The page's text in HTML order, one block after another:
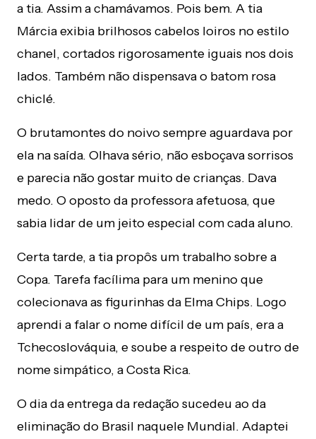
a tia. Assim a chamávamos. Pois bem. A tia
Márcia exibia brilhosos cabelos loiros no estilo
chanel, cortados rigorosamente iguais nos dois
lados. Também não dispensava o batom rosa
chiclé.
O brutamontes do noivo sempre aguardava por
ela na saída. Olhava sério, não esboçava sorrisos
e parecia não gostar muito de crianças. Dava
medo. O oposto da professora afetuosa, que
sabia lidar de um jeito especial com cada aluno.
Certa tarde, a tia propôs um trabalho sobre a
Copa. Tarefa facílima para um menino que
colecionava as figurinhas da Elma Chips. Logo
aprendi a falar o nome difícil de um país, era a
Tchecoslováquia, e soube a respeito de outro de
nome simpático, a Costa Rica.
O dia da entrega da redação sucedeu ao da
eliminação do Brasil naquele Mundial. Adaptei